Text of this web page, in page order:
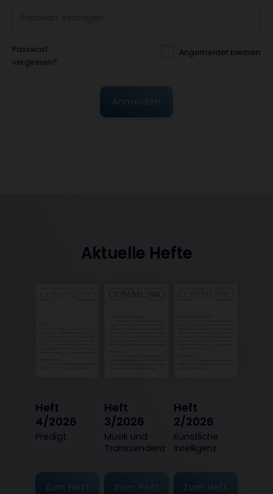
Passwort
vergessen?
Angemeldet bleiben
Anmelden
Aktuelle Hefte
Heft
4/2026
:
Predigt
Zum Heft
Heft
3/2026
:
Musik und
Transzendenz
Zum Heft
Heft
2/2026
:
Künstliche
Intelligenz
Zum Heft